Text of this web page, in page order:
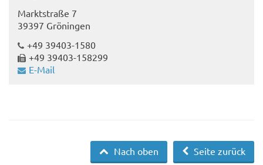
Marktstraße 7
39397 Gröningen
+49 39403-1580
+49 39403-158299
E-Mail
Seite zurück
Nach oben